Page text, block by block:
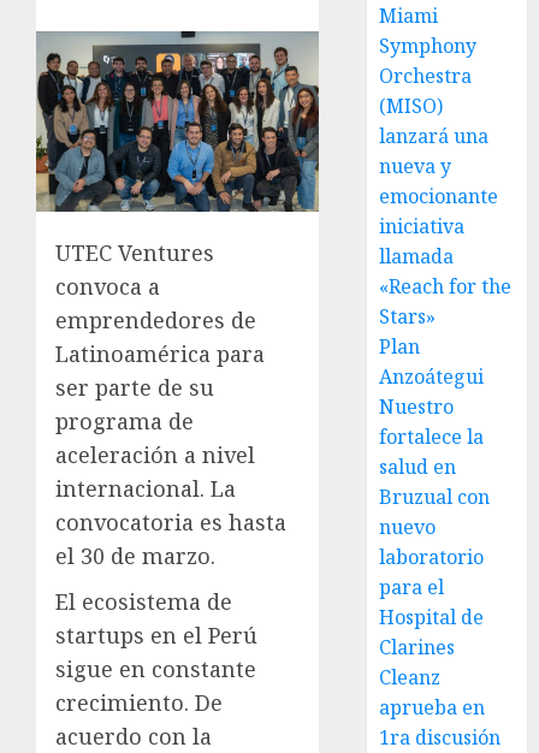
UTEC Ventures
convoca a
emprendedores de
Latinoamérica para
ser parte de su
programa de
aceleración a nivel
internacional. La
convocatoria es hasta
el 30 de marzo.
El ecosistema de
startups en el Perú
sigue en constante
crecimiento. De
acuerdo con la
Miami
Symphony
Orchestra
(MISO)
lanzará una
nueva y
emocionante
iniciativa
llamada
«Reach for the
Stars»
Plan
Anzoátegui
Nuestro
fortalece la
salud en
Bruzual con
nuevo
laboratorio
para el
Hospital de
Clarines
Cleanz
aprueba en
1ra discusión